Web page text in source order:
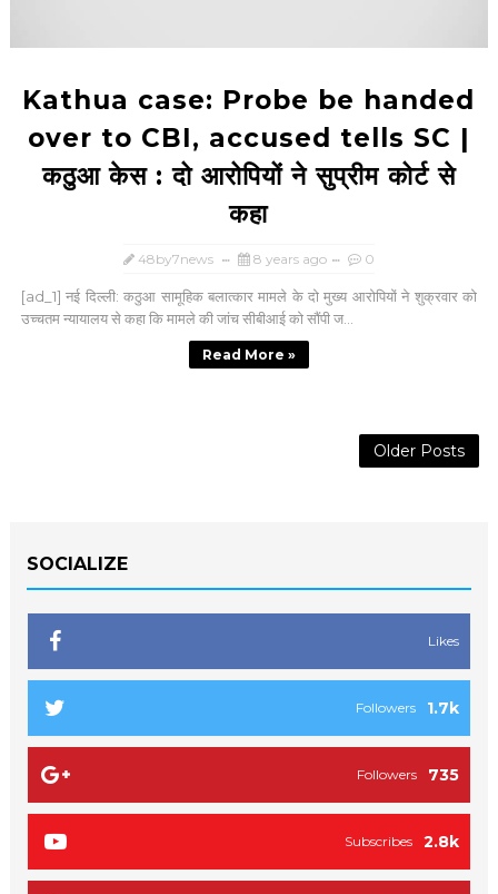
Kathua case: Probe be handed
over to CBI, accused tells SC |
कठुआ केस : दो आरोपियों ने सुप्रीम कोर्ट से
कहा
48by7news 8 years ago 0
[ad_1] नई दिल्ली: कठुआ सामूहिक बलात्कार मामले के दो मुख्य आरोपियों ने शुक्रवार को
उच्चतम न्यायालय से कहा कि मामले की जांच सीबीआई को सौंपी ज...
Read More »
Older Posts
SOCIALIZE
Likes
1.7k
Followers
735
Followers
2.8k
Subscribes